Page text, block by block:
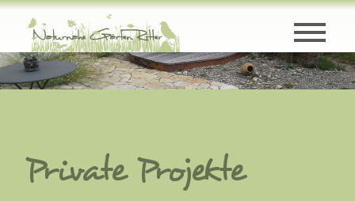
Zum Hauptinhalt springen
Private Projekte